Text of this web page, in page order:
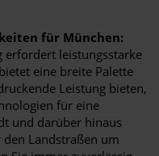
für München:
erfordert leistungsstarke
eine breite Palette
Leistung bieten,
für eine
und darüber hinaus
Landstraßen um